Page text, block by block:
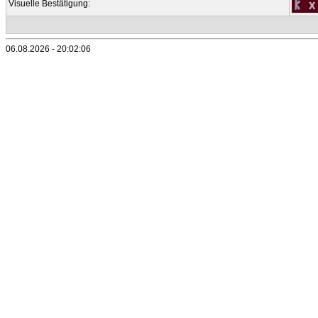
Visuelle Bestätigung:
06.08.2026 - 20:02:06